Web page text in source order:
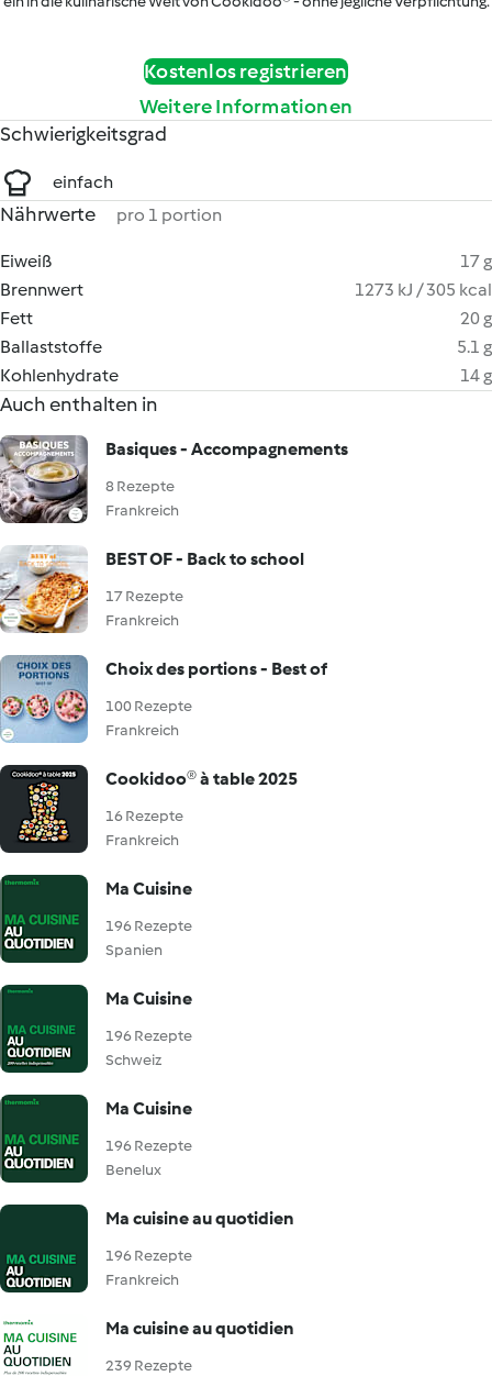
Kostenlos registrieren
Weitere Informationen
Schwierigkeitsgrad
einfach
Nährwerte pro 1 portion
Eiweiß
17 g
Brennwert
1273 kJ / 305 kcal
Fett
20 g
Ballaststoffe
5.1 g
Kohlenhydrate
14 g
Auch enthalten in
Basiques - Accompagnements
8 Rezepte
Frankreich
BEST OF - Back to school
17 Rezepte
Frankreich
Choix des portions - Best of
100 Rezepte
Frankreich
Cookidoo® à table 2025
16 Rezepte
Frankreich
Ma Cuisine
196 Rezepte
Spanien
Ma Cuisine
196 Rezepte
Schweiz
Ma Cuisine
196 Rezepte
Benelux
Ma cuisine au quotidien
196 Rezepte
Frankreich
Ma cuisine au quotidien
239 Rezepte